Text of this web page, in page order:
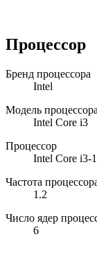
Процессор
Бренд процессора
Intel
Модель процессора
Intel Core i3
Процессор
Intel Core i3-
Частота
1.2
Число ядер
6